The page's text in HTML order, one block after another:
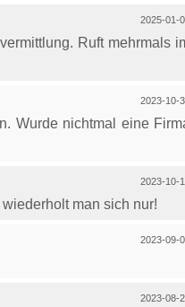
2025-01-
Ruft mehrmals
2023-10-
Wurde nichtmal eine
2023-10-
man sich nur!
2023-09-
2023-08-